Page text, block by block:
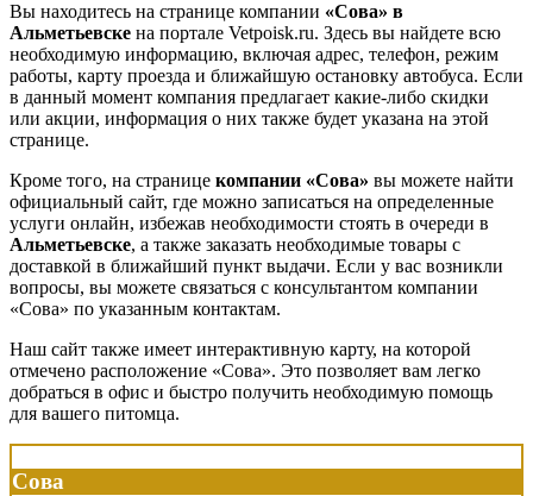
Вы находитесь на странице компании «Сова» в
Альметьевске на портале Vetpoisk.ru. Здесь вы найдете всю
необходимую информацию, включая адрес, телефон, режим
работы, карту проезда и ближайшую остановку автобуса. Если
в данный момент компания предлагает какие-либо скидки
или акции, информация о них также будет указана на этой
странице.
Кроме того, на странице компании «Сова» вы можете найти
официальный сайт, где можно записаться на определенные
услуги онлайн, избежав необходимости стоять в очереди в
Альметьевске, а также заказать необходимые товары с
доставкой в ближайший пункт выдачи. Если у вас возникли
вопросы, вы можете связаться с консультантом компании
«Сова» по указанным контактам.
Наш сайт также имеет интерактивную карту, на которой
отмечено расположение «Сова». Это позволяет вам легко
добраться в офис и быстро получить необходимую помощь
для вашего питомца.
Сова